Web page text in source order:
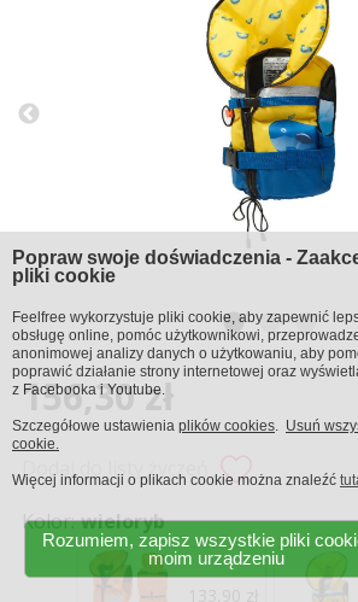
156,30 zł
Dodaj do listy życzeń
Kolor: wieloryb
Popraw swoje doświadczenia -
pliki cookie
Feelfree wykorzystuje pliki cookie, aby zapewnić
obsługę online, pomóc użytkownikowi,
anonimowej analizy danych o użytkowaniu, aby
poprawić działanie strony internetowej oraz
z Facebooka i Youtube.
Szczegółowe ustawienia plików cookies. Usuń
cookie.
Więcej informacji o plikach cookie można znaleźć
Rozumiem, zapisz wszystkie pliki
moim urządzeniu